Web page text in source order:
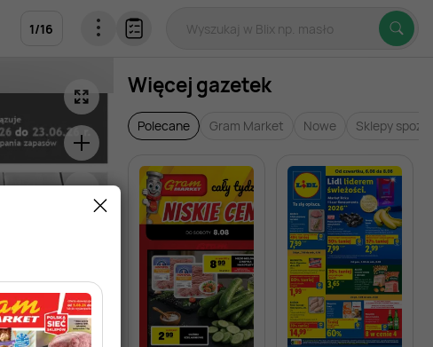
1/16
Więcej gazetek
Polecane Gram Market Nowe Sklepy